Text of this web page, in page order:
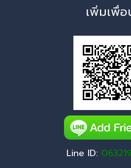
เพิ่มเพื่อ
Line ID: